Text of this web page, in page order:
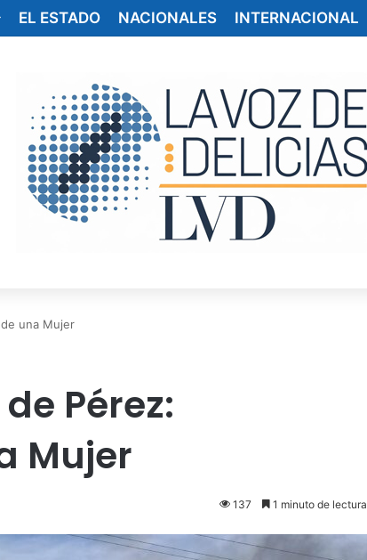
EL ESTADO NACIONALES INTERNACIONAL
una Mujer
Pérez:
Mujer
137 1 minuto de lectura